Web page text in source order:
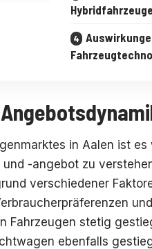
Hybridfahrzeuge
in Aalen ist
-angebot zu
verschiedener
Fahrzeugen stetig
ebenfalls